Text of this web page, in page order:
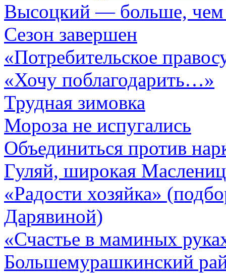
Высоцкий — больше, чем
Сезон завершен
«Потребительское
«Хочу поблагодарить…»
Трудная зимовка
Мороза не испугались
Объединиться против
Гуляй, широкая
«Радости хозяйка»
Дарявиной)
«Счастье в маминых
Большемурашкинский